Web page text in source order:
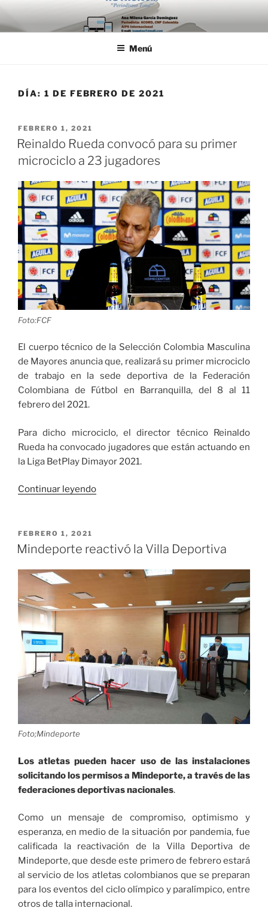
Saltar
al
contenido
Menú
DÍA: 1 DE FEBRERO DE 2021
PUBLICADO
EL
FEBRERO 1, 2021
Reinaldo Rueda convocó para su primer
microciclo a 23 jugadores
Foto:FCF
El cuerpo técnico de la Selección Colombia Masculina
de Mayores anuncia que, realizará su primer microciclo
de trabajo en la sede deportiva de la Federación
Colombiana de Fútbol en Barranquilla, del 8 al 11
febrero del 2021.
Para dicho microciclo, el director técnico Reinaldo
Rueda ha convocado jugadores que están actuando en
la Liga BetPlay Dimayor 2021.
Continuar leyendo«Reinaldo
su
microciclo
23
jugadores»
PUBLICADO
EL
FEBRERO 1, 2021
Mindeporte reactivó la Villa Deportiva
Foto;Mindeporte
Los atletas pueden hacer uso de las instalaciones
solicitando los permisos a Mindeporte, a través de las
federaciones deportivas nacionales.
Como un mensaje de compromiso, optimismo y
esperanza, en medio de la situación por pandemia, fue
calificada la reactivación de la Villa Deportiva de
Mindeporte, que desde este primero de febrero estará
al servicio de los atletas colombianos que se preparan
para los eventos del ciclo olímpico y paralímpico, entre
otros de talla internacional.